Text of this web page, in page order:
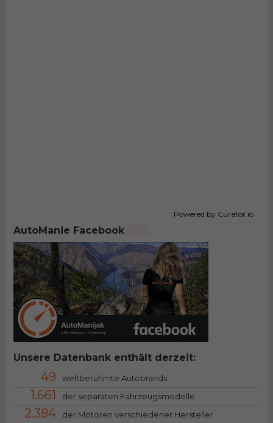
Powered by Curator.io
AutoManie Facebook
Unsere Datenbank enthält derzeit:
49 weltberühmte Autobrands
1.661 der separaten Fahrzeugsmodelle
2.384 der Motoren verschiedener Hersteller